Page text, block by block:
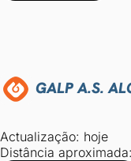
GALP A.S.
Actualização: hoje
Distância aproximada: